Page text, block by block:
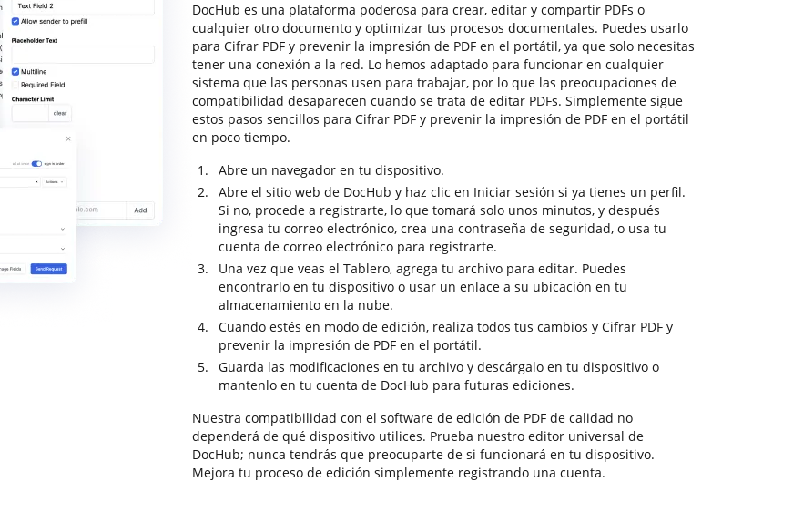
DocHub es una plataforma poderosa para crear, editar y compartir PDFs o
cualquier otro documento y optimizar tus procesos documentales. Puedes usarlo
para Cifrar PDF y prevenir la impresión de PDF en el portátil, ya que solo necesitas
tener una conexión a la red. Lo hemos adaptado para funcionar en cualquier
sistema que las personas usen para trabajar, por lo que las preocupaciones de
compatibilidad desaparecen cuando se trata de editar PDFs. Simplemente sigue
estos pasos sencillos para Cifrar PDF y prevenir la impresión de PDF en el portátil
en poco tiempo.
Abre un navegador en tu dispositivo.
Abre el sitio web de DocHub y haz clic en Iniciar sesión si ya tienes un perfil.
Si no, procede a registrarte, lo que tomará solo unos minutos, y después
ingresa tu correo electrónico, crea una contraseña de seguridad, o usa tu
cuenta de correo electrónico para registrarte.
Una vez que veas el Tablero, agrega tu archivo para editar. Puedes
encontrarlo en tu dispositivo o usar un enlace a su ubicación en tu
almacenamiento en la nube.
Cuando estés en modo de edición, realiza todos tus cambios y Cifrar PDF y
prevenir la impresión de PDF en el portátil.
Guarda las modificaciones en tu archivo y descárgalo en tu dispositivo o
mantenlo en tu cuenta de DocHub para futuras ediciones.
Nuestra compatibilidad con el software de edición de PDF de calidad no
dependerá de qué dispositivo utilices. Prueba nuestro editor universal de
DocHub; nunca tendrás que preocuparte de si funcionará en tu dispositivo.
Mejora tu proceso de edición simplemente registrando una cuenta.